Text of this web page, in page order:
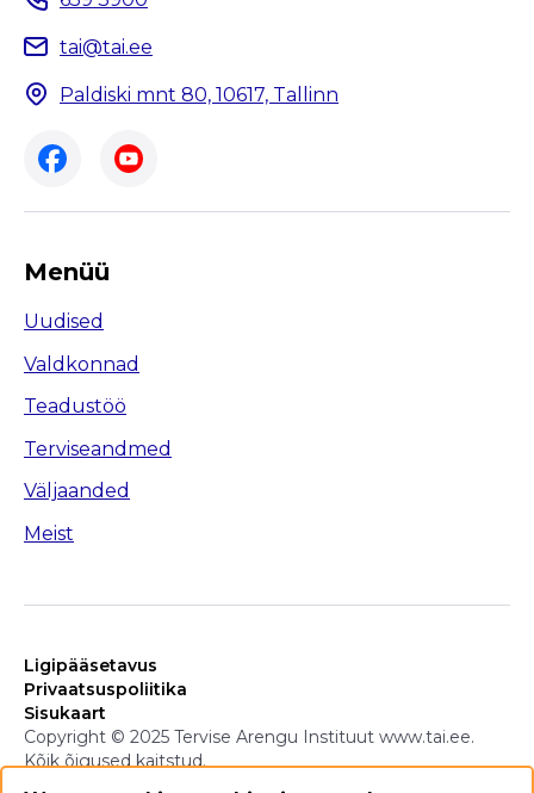
tai@tai.ee
Paldiski mnt 80, 10617, Tallinn
Menüü
Uudised
Valdkonnad
Teadustöö
Terviseandmed
Väljaanded
Meist
Copyright © 2025 Tervise Arengu Instituut www.tai.ee.
Kõik õigused kaitstud.
Ligipääsetavus
Privaatsuspoliitika
Sisukaart